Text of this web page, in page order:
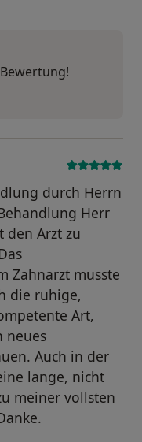
durch Herrn
Herr
den Arzt zu
Zahnarzt musste
die ruhige,
Art,
neues
Auch in der
lange, nicht
meiner vollsten